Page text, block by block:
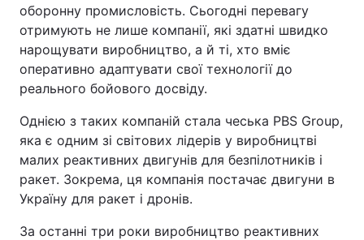
Головна Війна
оборонну промисловість. Сьогодні перевагу
отримують не лише компанії, які здатні швидко
нарощувати виробництво, а й ті, хто вміє
оперативно адаптувати свої технології до
реального бойового досвіду.
Однією з таких компаній стала чеська PBS Group,
яка є одним зі світових лідерів у виробництві
малих реактивних двигунів для безпілотників і
ракет. Зокрема, ця компанія постачає двигуни в
Україну для ракет і дронів.
За останні три роки виробництво реактивних